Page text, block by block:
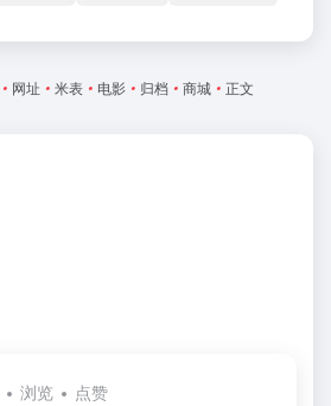
• 网址 • 米表 • 电影 • 归档 • 商城 • 正文
浏览 点赞